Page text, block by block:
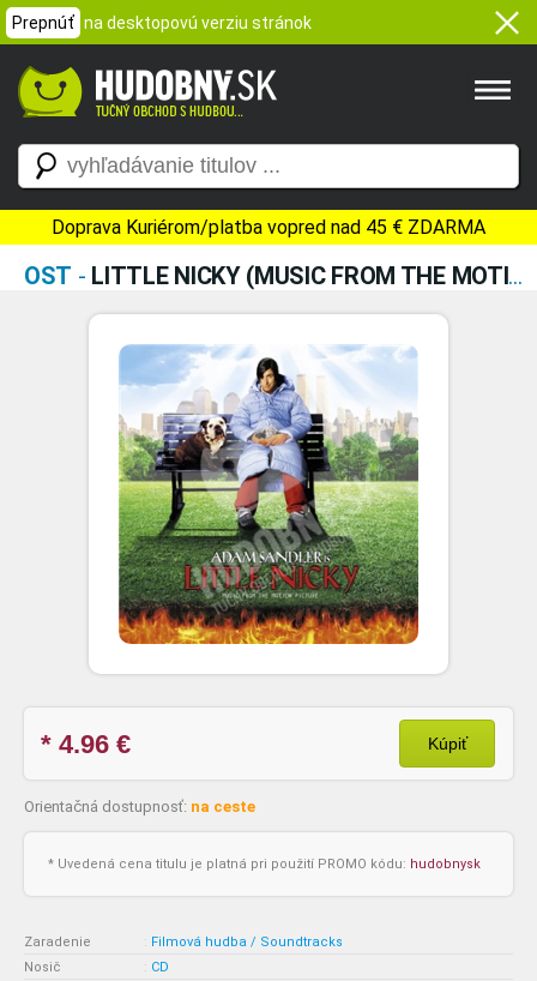
Prepnúť na desktopovú verziu stránok
Doprava Kuriérom/platba vopred nad 45 € ZDARMA
OST - LITTLE NICKY (MUSIC FROM THE MOTION PICTURE)
* 4.96 € Kúpiť
Orientačná dostupnosť: na ceste
* Uvedená cena titulu je platná pri použití PROMO kódu: hudobnysk
Zaradenie : Filmová hudba / Soundtracks
Nosič
: CD